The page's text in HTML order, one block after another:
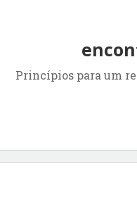
Princípios para um